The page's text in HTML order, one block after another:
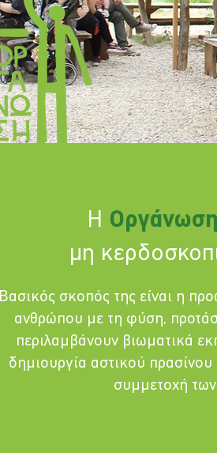
Η
μη
Βασικός σκοπός της είναι η
ανθρώπου με τη φύση,
περιλαμβάνουν βιωματικά
δημιουργία αστικού
συμμετοχή